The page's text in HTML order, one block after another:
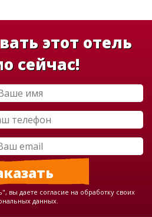
этот отель
сейчас!
вы даете согласие на обработку своих
данных.